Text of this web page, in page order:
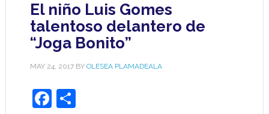
El niño Luis Gomes
talentoso delantero de
“Joga Bonito”
MAY 24, 2017BY OLESEA PLAMADEALA
Facebook
Share